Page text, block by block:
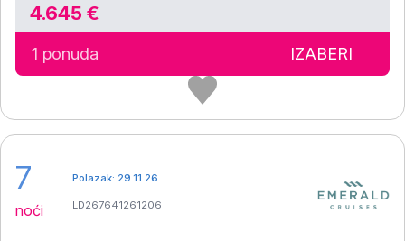
4.645 €
1 ponuda IZABERI
7
noći
Polazak: 29.11.26.
LD267641261206